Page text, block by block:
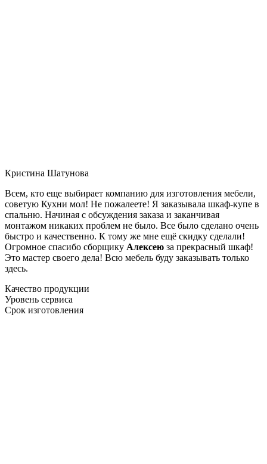
Кристина Шатунова
Всем, кто еще выбирает компанию для изготовления мебели,
советую Кухни мол! Не пожалеете! Я заказывала шкаф-купе в
спальню. Начиная с обсуждения заказа и заканчивая
монтажом никаких проблем не было. Все было сделано очень
быстро и качественно. К тому же мне ещё скидку сделали!
Огромное спасибо сборщику Алексею за прекрасный шкаф!
Это мастер своего дела! Всю мебель буду заказывать только
здесь.
Качество продукции
Уровень сервиса
Срок изготовления